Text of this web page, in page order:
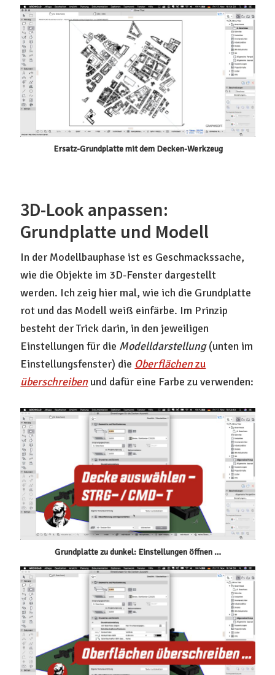
Ersatz-Grundplatte mit dem Decken-Werkzeug
3D-Look anpassen:
Grundplatte und Modell
In der Modellbauphase ist es Geschmackssache,
wie die Objekte im 3D-Fenster dargestellt
werden. Ich zeig hier mal, wie ich die Grundplatte
rot und das Modell weiß einfärbe. Im Prinzip
besteht der Trick darin, in den jeweiligen
Einstellungen für die Modelldarstellung(unten im
Einstellungsfenster) die Oberflächenzu
überschreibenund dafür eine Farbe zu verwenden:
Grundplatte zu dunkel: Einstellungen öffnen …